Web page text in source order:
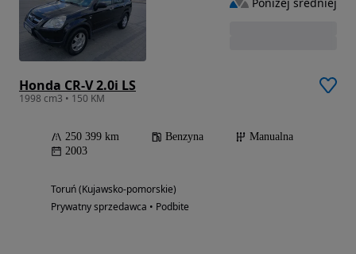
Honda CR-V 2.0i LS
1998 cm3 • 150 KM
250 399 km Benzyna
Manualna
2003
Toruń (Kujawsko-pomorskie)
Prywatny sprzedawca • Podbite